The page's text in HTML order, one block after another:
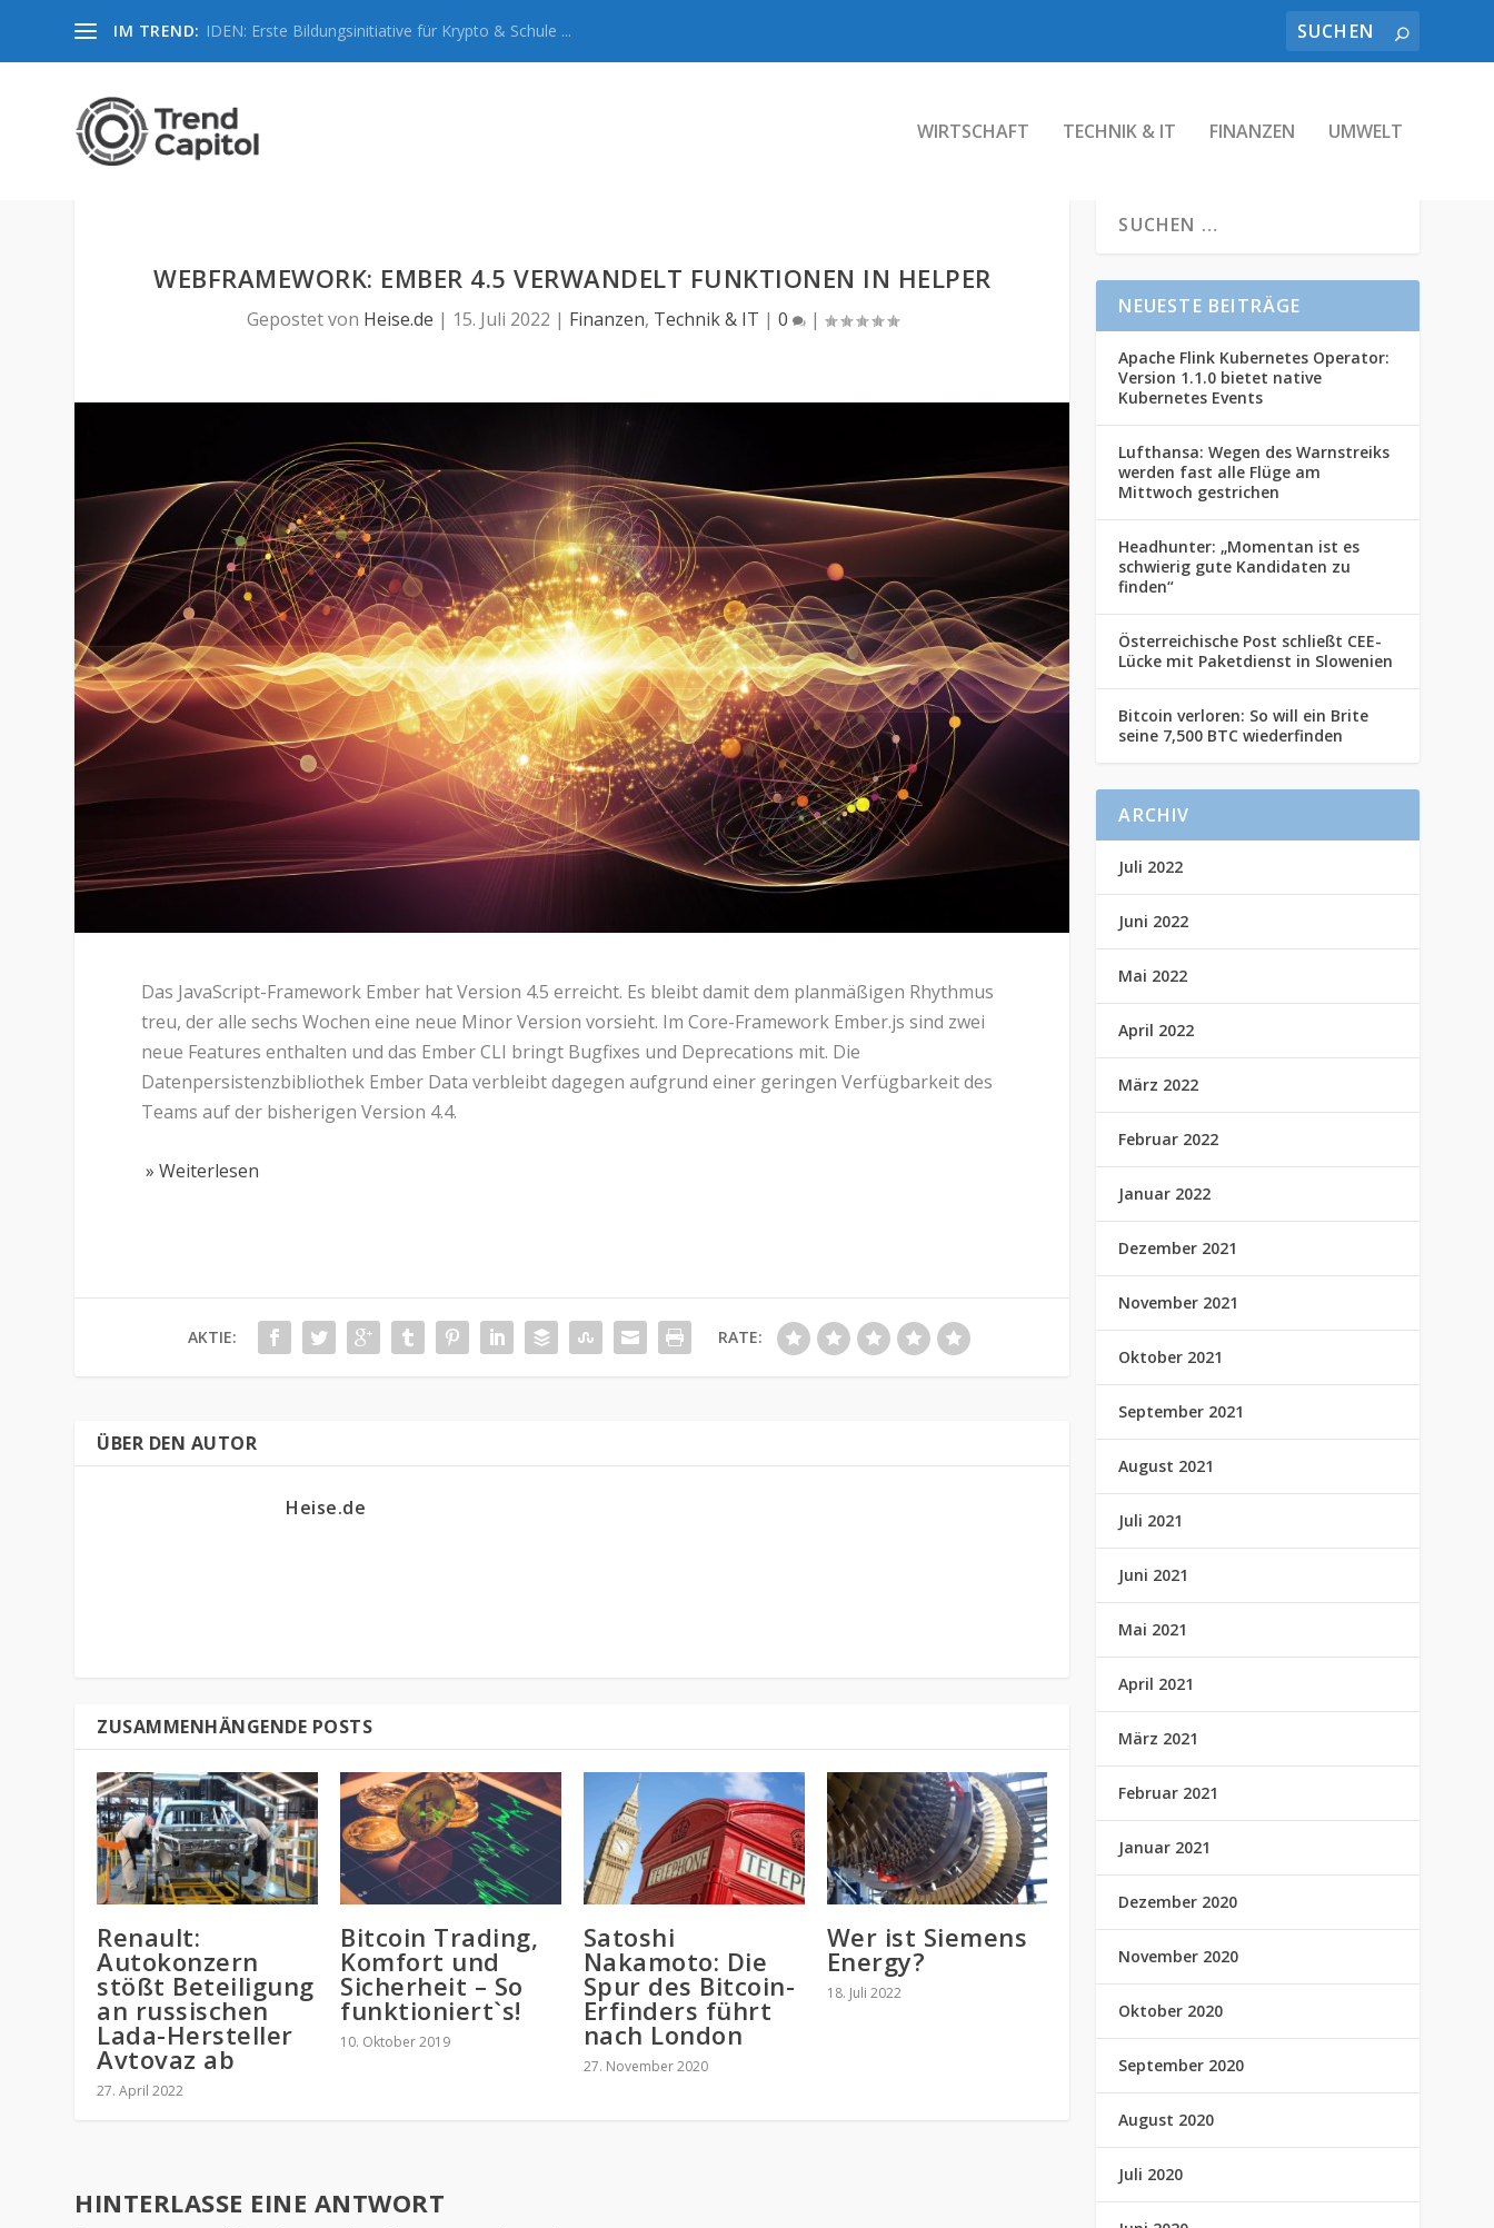
IM TREND: IDEN: Erste Bildungsinitiative für Krypto & Schule ...
WIRTSCHAFT TECHNIK & IT FINANZEN UMWELT
WEBFRAMEWORK: EMBER 4.5 VERWANDELT FUNKTIONEN IN HELPER
Gepostet von Heise.de | 15. Juli 2022 | Finanzen, Technik & IT | 0 |
Das JavaScript-Framework Ember hat Version 4.5 erreicht. Es bleibt damit dem planmäßigen Rhythmus
treu, der alle sechs Wochen eine neue Minor Version vorsieht. Im Core-Framework Ember.js sind zwei
neue Features enthalten und das Ember CLI bringt Bugfixes und Deprecations mit. Die
Datenpersistenzbibliothek Ember Data verbleibt dagegen aufgrund einer geringen Verfügbarkeit des
Teams auf der bisherigen Version 4.4.
» Weiterlesen
AKTIE: RATE:
ÜBER DEN AUTOR
Heise.de
ZUSAMMENHÄNGENDE POSTS
Renault:
Autokonzern
stößt Beteiligung
an russischen
Lada-Hersteller
Avtovaz ab
27. April 2022
Bitcoin Trading,
Komfort und
Sicherheit – So
funktioniert`s!
10. Oktober 2019
Satoshi
Nakamoto: Die
Spur des Bitcoin-
Erfinders führt
nach London
27. November 2020
Wer ist Siemens
Energy?
18. Juli 2022
HINTERLASSE EINE ANTWORT
NEUESTE BEITRÄGE
Apache Flink Kubernetes Operator:
Version 1.1.0 bietet native
Kubernetes Events
Lufthansa: Wegen des Warnstreiks
werden fast alle Flüge am
Mittwoch gestrichen
Headhunter: „Momentan ist es
schwierig gute Kandidaten zu
finden“
Österreichische Post schließt CEE-
Lücke mit Paketdienst in Slowenien
Bitcoin verloren: So will ein Brite
seine 7,500 BTC wiederfinden
ARCHIV
Juli 2022
Juni 2022
Mai 2022
April 2022
März 2022
Februar 2022
Januar 2022
Dezember 2021
November 2021
Oktober 2021
September 2021
August 2021
Juli 2021
Juni 2021
Mai 2021
April 2021
März 2021
Februar 2021
Januar 2021
Dezember 2020
November 2020
Oktober 2020
September 2020
August 2020
Juli 2020